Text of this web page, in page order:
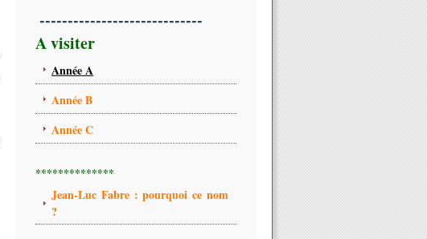
-----------------------------
A visiter
Année A
Année B
Année C
**************
Jean-Luc Fabre : pourquoi ce nom
?